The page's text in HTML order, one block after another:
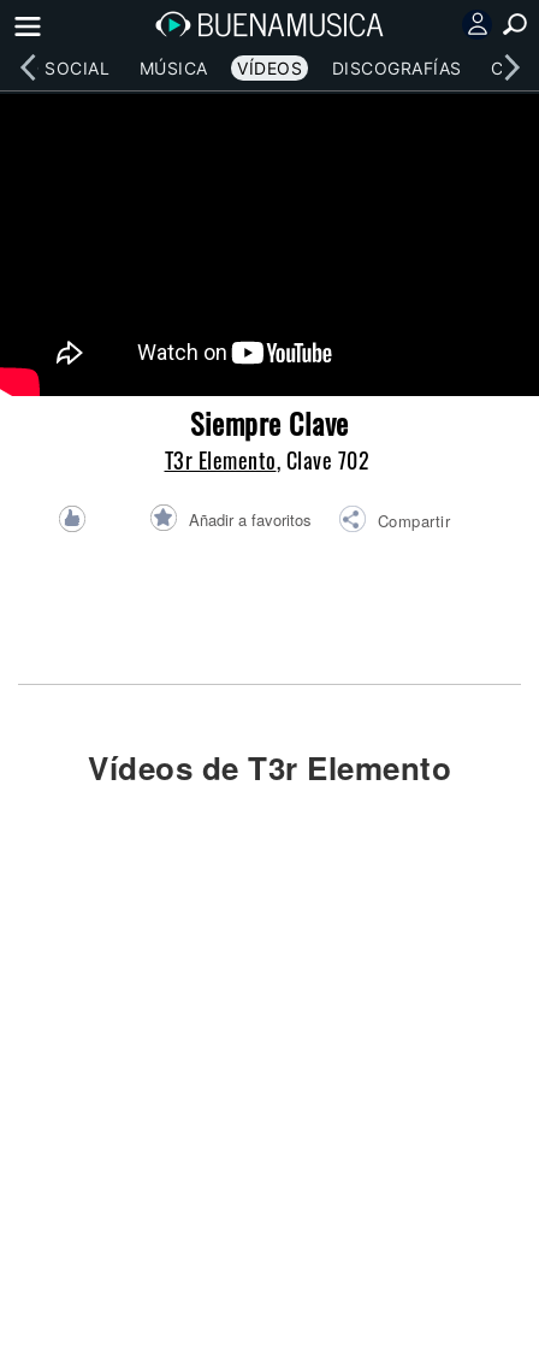
RED SOCIAL MÚSICA VÍDEOS DISCOGRAFÍAS
Siempre Clave
T3r Elemento, Clave 702
Añadir a favoritos Compartir
Vídeos de T3r Elemento